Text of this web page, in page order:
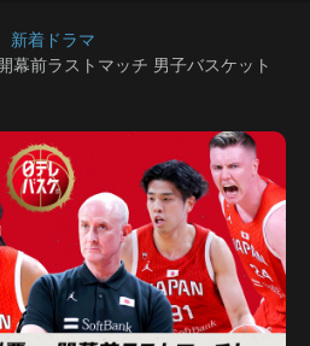
新着ドラマ
幕前ラストマッチ 男子バスケット